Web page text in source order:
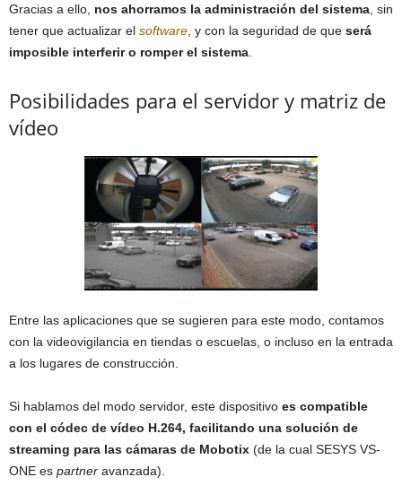
Gracias a ello, nos ahorramos la administración del sistema , sin
tener que actualizar el software , y con la seguridad de que será
imposible interferir o romper el sistema
Posibilidades para el servidor y matriz de
vídeo
Entre las aplicaciones que se sugieren para este modo, contamos
con la videovigilancia en tiendas o escuelas, o incluso en la entrada
a los lugares de construcción.
Si hablamos del modo servidor, este dispositivo es compatible
con el códec de vídeo H.264, facilitando una solución de
streaming para las cámaras de Mobotix (de la cual SESYS VS-
ONE es partner avanzada).